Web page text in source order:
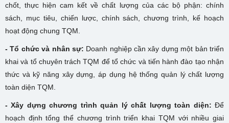
chốt, thực hiện cam kết về chất lượng của các bộ phận: chính
sách, mục tiêu, chiến lược, chính sách, chương trình, kế hoạch
hoạt động chung TQM.
- Tổ chức và nhân sự: Doanh nghiệp cần xây dựng một bản triển
khai và tổ chuyên trách TQM để tổ chức và tiến hành đào tạo nhận
thức và kỹ năng xây dựng, áp dụng hệ thống quản lý chất lượng
toàn diện TQM.
- Xây dựng chương trình quản lý chất lượng toàn diện: Để
hoạch định tổng thể chương trình triển khai TQM với nhiều giai